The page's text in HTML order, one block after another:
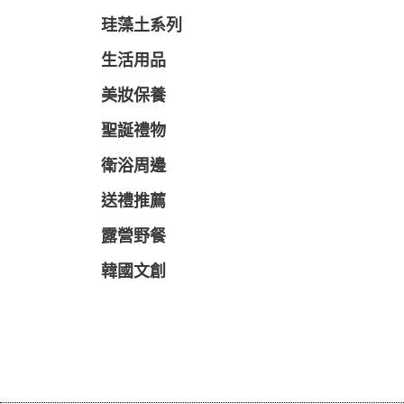
珪藻土系列
生活用品
美妝保養
聖誕禮物
衛浴周邊
送禮推薦
露營野餐
韓國文創